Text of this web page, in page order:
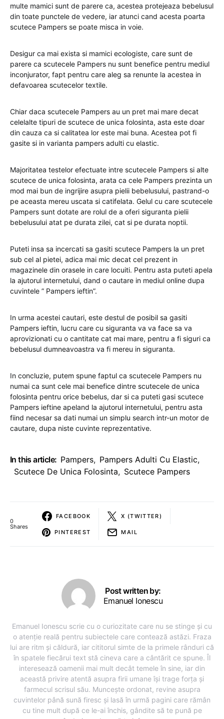
multe mamici sunt de parere ca, acestea protejeaza bebelusul
din toate punctele de vedere, iar atunci cand acesta poarta
scutece Pampers se poate misca in voie.
Desigur ca mai exista si mamici ecologiste, care sunt de
parere ca scutecele Pampers nu sunt benefice pentru mediul
inconjurator, fapt pentru care aleg sa renunte la acestea in
defavoarea scutecelor textile.
Chiar daca scutecele Pampers au un pret mai mare decat
celelalte tipuri de scutece de unica folosinta, asta este doar
din cauza ca si calitatea lor este mai buna. Acestea pot fi
gasite si in varianta pampers adulti cu elastic.
Majoritatea testelor efectuate intre scutecele Pampers si alte
scutece de unica folosinta, arata ca cele Pampers prezinta un
mod mai bun de ingrijire asupra pielii bebelusului, pastrand-o
pe aceasta mereu uscata si catifelata. Gelul cu care scutecele
Pampers sunt dotate are rolul de a oferi siguranta pielii
bebelusului atat pe durata zilei, cat si pe durata noptii.
Puteti insa sa incercati sa gasiti scutece Pampers la un pret
sub cel al pietei, adica mai mic decat cel prezent in
magazinele din orasele in care locuiti. Pentru asta puteti apela
la ajutorul internetului, dand o cautare in mediul online dupa
cuvintele ” Pampers ieftin”.
In urma acestei cautari, este destul de posibil sa gasiti
Pampers ieftin, lucru care cu siguranta va va face sa va
aprovizionati cu o cantitate cat mai mare, pentru a fi siguri ca
bebelusul dumneavoastra va fi mereu in siguranta.
In concluzie, putem spune faptul ca scutecele Pampers nu
numai ca sunt cele mai benefice dintre scutecele de unica
folosinta pentru orice bebelus, dar si ca puteti gasi scutece
Pampers ieftine apeland la ajutorul internetului, pentru asta
fiind necesar sa dati numai un simplu search intr-un motor de
cautare, dupa niste cuvinte reprezentative.
In this article: Pampers, Pampers Adulti Cu Elastic,
Scutece De Unica Folosinta, Scutece Pampers
0
Shares
FACEBOOK X (TWITTER)
PINTEREST MAIL
Post written by:
Emanuel Ionescu
Emanuel Ionescu scrie cu o curiozitate care nu se stinge și cu
o atenție reală pentru subiectele care contează astăzi. Fraza
lui are ritm și căldură, iar cititorul simte de la primele rânduri că
în spatele fiecărui text stă cineva care a cântărit ce spune. Îl
interesează oamenii mai mult decât temele în sine, iar din
această privire atentă asupra firii umane își trage forța și
farmecul scrisul său. Muncește ordonat, revine asupra
cuvintelor până sună firesc și lasă în urmă pagini care rămân
cu tine mult după ce le-ai închis, gândite să te pună pe